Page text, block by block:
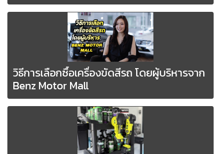
วิธีการเลือกซื้อเครื่องขัดสีรถ โดยผู้บริหารจาก
Benz Motor Mall